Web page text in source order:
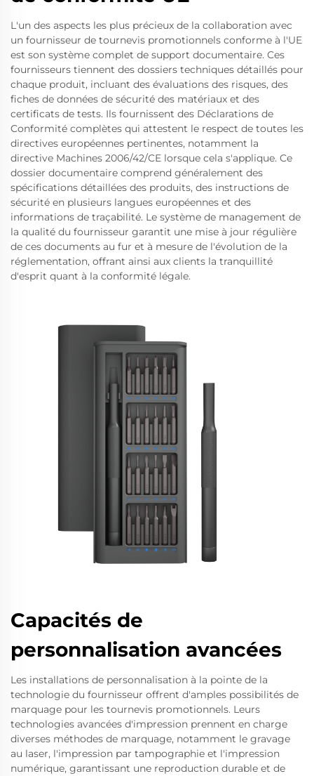
L'un des aspects les plus précieux de la collaboration avec
un fournisseur de tournevis promotionnels conforme à l'UE
est son système complet de support documentaire. Ces
fournisseurs tiennent des dossiers techniques détaillés pour
chaque produit, incluant des évaluations des risques, des
fiches de données de sécurité des matériaux et des
certificats de tests. Ils fournissent des Déclarations de
Conformité complètes qui attestent le respect de toutes les
directives européennes pertinentes, notamment la
directive Machines 2006/42/CE lorsque cela s'applique. Ce
dossier documentaire comprend généralement des
spécifications détaillées des produits, des instructions de
sécurité en plusieurs langues européennes et des
informations de traçabilité. Le système de management de
la qualité du fournisseur garantit une mise à jour régulière
de ces documents au fur et à mesure de l'évolution de la
réglementation, offrant ainsi aux clients la tranquillité
d'esprit quant à la conformité légale.
Capacités de
personnalisation avancées
Les installations de personnalisation à la pointe de la
technologie du fournisseur offrent d'amples possibilités de
marquage pour les tournevis promotionnels. Leurs
technologies avancées d'impression prennent en charge
diverses méthodes de marquage, notamment le gravage
au laser, l'impression par tampographie et l'impression
numérique, garantissant une reproduction durable et de